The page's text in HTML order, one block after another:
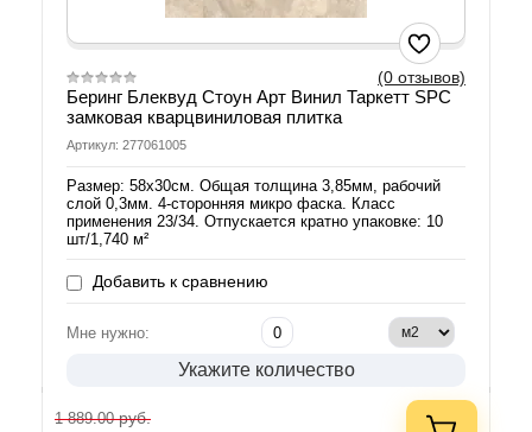
(0 отзывов)
Беринг Блеквуд Стоун Арт Винил Таркетт SPC
замковая кварцвиниловая плитка
Артикул: 277061005
Размер: 58х30см. Общая толщина 3,85мм, рабочий
слой 0,3мм. 4-сторонняя микро фаска. Класс
применения 23/34. Отпускается кратно упаковке: 10
шт/1,740 м²
Добавить к сравнению
Мне нужно:
Укажите количество
1 889.00руб.